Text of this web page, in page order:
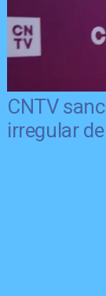
CNTV
irregular